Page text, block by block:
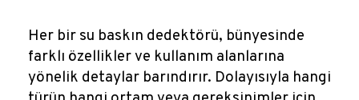
Her bir su baskın dedektörü, bünyesinde
farklı özellikler ve kullanım alanlarına
yönelik detaylar barındırır. Dolayısıyla hangi